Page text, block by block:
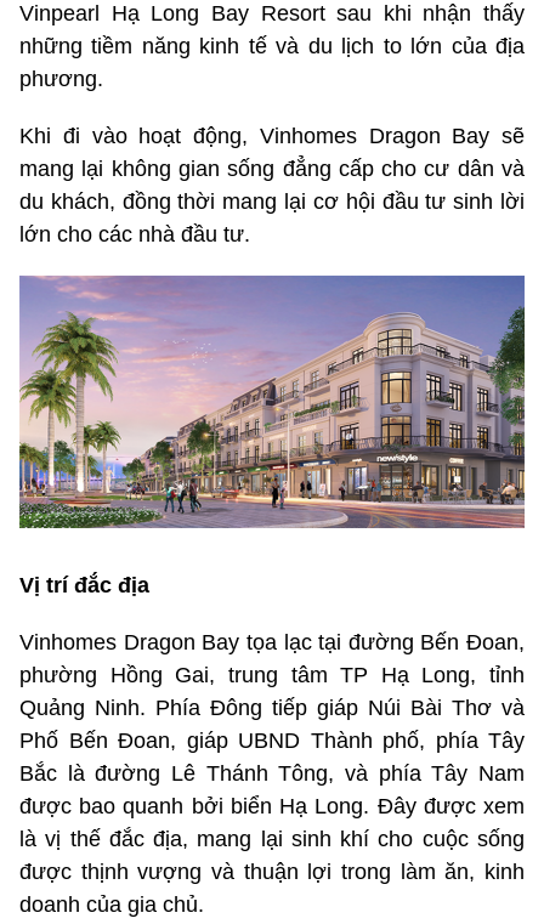
Vinpearl Hạ Long Bay Resort sau khi nhận thấy
những tiềm năng kinh tế và du lịch to lớn của địa
phương.
Khi đi vào hoạt động, Vinhomes Dragon Bay sẽ
mang lại không gian sống đẳng cấp cho cư dân và
du khách, đồng thời mang lại cơ hội đầu tư sinh lời
lớn cho các nhà đầu tư.
Vị trí đắc địa
Vinhomes Dragon Bay tọa lạc tại đường Bến Đoan,
phường Hồng Gai, trung tâm TP Hạ Long, tỉnh
Quảng Ninh. Phía Đông tiếp giáp Núi Bài Thơ và
Phố Bến Đoan, giáp UBND Thành phố, phía Tây
Bắc là đường Lê Thánh Tông, và phía Tây Nam
được bao quanh bởi biển Hạ Long. Đây được xem
là vị thế đắc địa, mang lại sinh khí cho cuộc sống
được thịnh vượng và thuận lợi trong làm ăn, kinh
doanh của gia chủ.